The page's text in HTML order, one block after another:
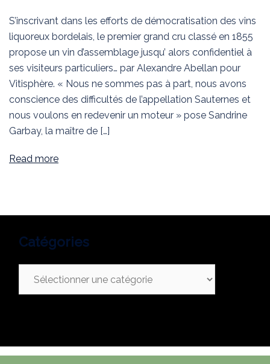
S’inscrivant dans les efforts de démocratisation des vins
liquoreux bordelais, le premier grand cru classé en 1855
propose un vin d’assemblage jusqu’ alors confidentiel à
ses visiteurs particuliers… par Alexandre Abellan pour
Vitisphère. « Nous ne sommes pas à part, nous avons
conscience des difficultés de l’appellation Sauternes et
nous voulons en redevenir un moteur » pose Sandrine
Garbay, la maître de […]
Read more
Catégories